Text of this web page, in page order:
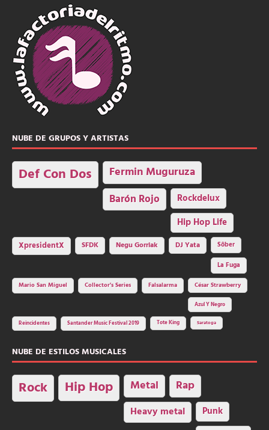
NUBE DE GRUPOS Y ARTISTAS
Def Con Dos Fermin Muguruza
Barón Rojo Rockdelux
Hip Hop Life
XpresidentX SFDK Negu Gorriak DJ Yata
Sôber
La Fuga
Mario San Miguel
Collector's Series Falsalarma César Strawberry
Azul Y Negro
Reincidentes Santander Music Festival 2019 Tote King Saratoga
NUBE DE ESTILOS MUSICALES
Rock Hip Hop Metal Rap
Heavy metal Punk